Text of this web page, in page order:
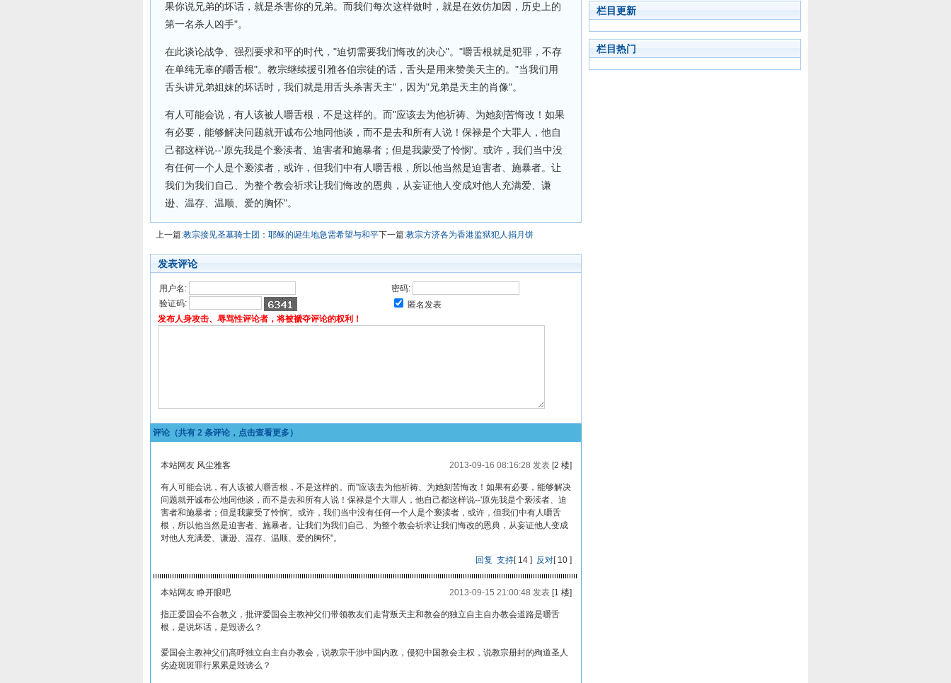
果你说兄弟的坏话，就是杀害你的兄弟。而我们每次这样做时，就是在效仿加因，历史上的
第一名杀人凶手"。
在此谈论战争、强烈要求和平的时代，"迫切需要我们悔改的决心"。"嚼舌根就是犯罪，不存
在单纯无辜的嚼舌根"。教宗继续援引雅各伯宗徒的话，舌头是用来赞美天主的。"当我们用
舌头讲兄弟姐妹的坏话时，我们就是用舌头杀害天主"，因为"兄弟是天主的肖像"。
有人可能会说，有人该被人嚼舌根，不是这样的。而"应该去为他祈祷、为她刻苦悔改！如果
有必要，能够解决问题就开诚布公地同他谈，而不是去和所有人说！保禄是个大罪人，他自
己都这样说--'原先我是个亵渎者、迫害者和施暴者；但是我蒙受了怜悯'。或许，我们当中没
有任何一个人是个亵渎者，或许，但我们中有人嚼舌根，所以他当然是迫害者、施暴者。让
我们为我们自己、为整个教会祈求让我们悔改的恩典，从妄证他人变成对他人充满爱、谦
逊、温存、温顺、爱的胸怀"。
上一篇:教宗接见圣墓骑士团：耶稣的诞生地急需希望与和平下一篇:教宗方济各为香港监狱犯人捐月饼
发表评论
用户名:
密码:
验证码:
匿名发表
发布人身攻击、辱骂性评论者，将被褫夺评论的权利！
评论（共有 2 条评论，点击查看更多）
本站网友 风尘雅客 2013-09-16 08:16:28 发表[2 楼]
有人可能会说，有人该被人嚼舌根，不是这样的。而"应该去为他祈祷、为她刻苦悔改！如果有必要，能够解决
问题就开诚布公地同他谈，而不是去和所有人说！保禄是个大罪人，他自己都这样说--'原先我是个亵渎者、迫
害者和施暴者；但是我蒙受了怜悯'。或许，我们当中没有任何一个人是个亵渎者，或许，但我们中有人嚼舌
根，所以他当然是迫害者、施暴者。让我们为我们自己、为整个教会祈求让我们悔改的恩典，从妄证他人变成
对他人充满爱、谦逊、温存、温顺、爱的胸怀"。
回复 支持[14 ] 反对[10 ]
本站网友 睁开眼吧 2013-09-15 21:00:48 发表[1 楼]
指正爱国会不合教义，批评爱国会主教神父们带领教友们走背叛天主和教会的独立自主自办教会道路是嚼舌
根，是说坏话，是毁谤么？
爱国会主教神父们高呼独立自主自办教会，说教宗干涉中国内政，侵犯中国教会主权，说教宗册封的殉道圣人
劣迹斑斑罪行累累是毁谤么？
栏目更新
栏目热门